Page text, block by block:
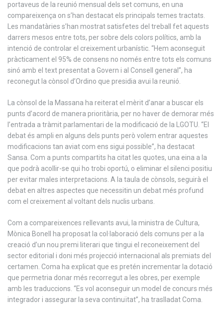
portaveus de la reunió mensual dels set comuns, en una
compareixença on s’han destacat els principals temes tractats.
Les mandatàries s’han mostrat satisfetes del treball fet aquests
darrers mesos entre tots, per sobre dels colors polítics, amb la
intenció de controlar el creixement urbanístic. “Hem aconseguit
pràcticament el 95% de consens no només entre tots els comuns
sinó amb el text presentat a Govern i al Consell general”, ha
reconegut la cònsol d’Ordino que presidia avui la reunió.
La cònsol de la Massana ha reiterat el mèrit d’anar a buscar els
punts d’acord de manera prioritària, per no haver de demorar més
l’entrada a tràmit parlamentari de la modificació de la LGOTU. “El
debat és ampli en alguns dels punts però volem entrar aquestes
modificacions tan aviat com ens sigui possible”, ha destacat
Sansa. Com a punts compartits ha citat les quotes, una eina a la
que podrà acollir-se qui ho trobi oportú, o eliminar el silenci positiu
per evitar males interpretacions. A la taula de cònsols, seguirà el
debat en altres aspectes que necessitin un debat més profund
com el creixement al voltant dels nuclis urbans.
Com a compareixences rellevants avui, la ministra de Cultura,
Mònica Bonell ha proposat la col·laboració dels comuns per a la
creació d’un nou premi literari que tingui el reconeixement del
sector editorial i doni més projecció internacional als premiats del
certamen. Coma ha explicat que es pretén incrementar la dotació
que permetria donar més recorregut a les obres, per exemple
amb les traduccions. “Es vol aconseguir un model de concurs més
integrador i assegurar la seva continuïtat”, ha traslladat Coma.